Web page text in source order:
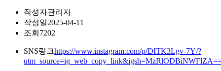
작성자관리자
작성일2025-04-11
조회 7202
SNS링크https://www.instagram.com/p/DITK3Lgv-7Y/?